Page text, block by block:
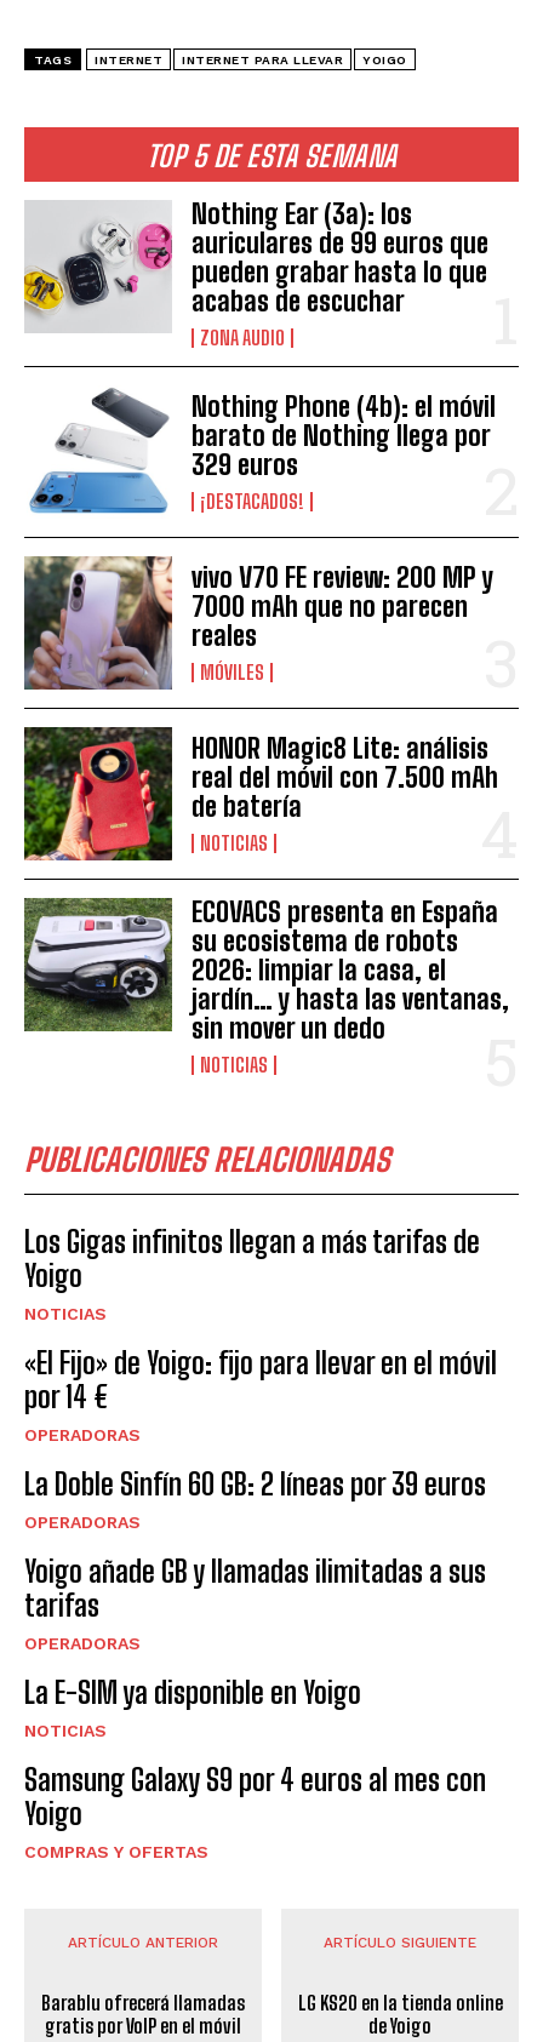
TOP 5 DE ESTA SEMANA
Nothing Ear (3a): los
auriculares de 99 euros que
pueden grabar hasta lo que
acabas de escuchar
ZONA AUDIO
Nothing Phone (4b): el móvil
barato de Nothing llega por
329 euros
¡DESTACADOS!
vivo V70 FE review: 200 MP y
7000 mAh que no parecen
reales
MÓVILES
HONOR Magic8 Lite: análisis
real del móvil con 7.500 mAh
de batería
NOTICIAS
ECOVACS presenta en España
su ecosistema de robots
2026: limpiar la casa, el
jardín… y hasta las ventanas,
sin mover un dedo
NOTICIAS
PUBLICACIONES RELACIONADAS
Los Gigas infinitos llegan a más tarifas de
Yoigo
NOTICIAS
«El Fijo» de Yoigo: fijo para llevar en el móvil
por 14 €
OPERADORAS
La Doble Sinfín 60 GB: 2 líneas por 39 euros
OPERADORAS
Yoigo añade GB y llamadas ilimitadas a sus
tarifas
OPERADORAS
La E-SIM ya disponible en Yoigo
NOTICIAS
Samsung Galaxy S9 por 4 euros al mes con
Yoigo
COMPRAS Y OFERTAS
TAGS INTERNET INTERNET PARA LLEVAR YOIGO
ARTÍCULO ANTERIOR
Barablu ofrecerá llamadas
gratis por VoIP en el móvil
ARTÍCULO SIGUIENTE
LG KS20 en la tienda online
de Yoigo